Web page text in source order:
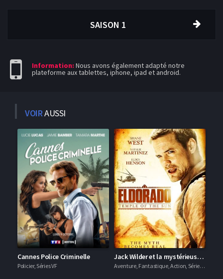
SAISON 1
Information: Nous avons également adapté notre
plateforme aux tablettes, iphone, ipad et android.
VOIRAUSSI
Cannes Police Criminelle
Policier, Séries VF
Jack Wilder et la mystérieuse Cité d'Or
Aventure, Fantastique, Action, Séries VF